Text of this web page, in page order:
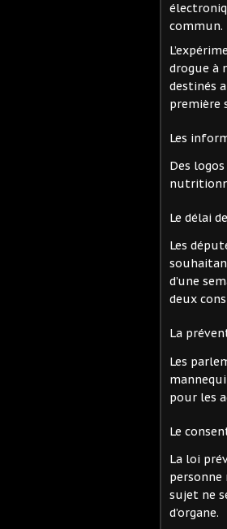
commun.
drogue à
destinés
première
Les
Des
Le délai
Les
d’une
deux
La
Les
pour les
Le
La loi
personne
sujet ne
d’organe.